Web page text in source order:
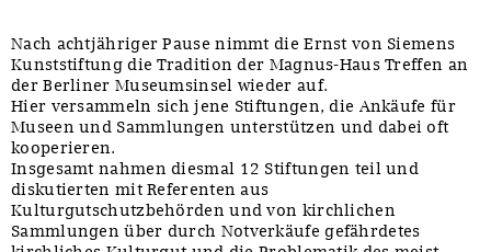
Nach achtjähriger Pause nimmt die Ernst von Siemens
Kunststiftung die Tradition der Magnus-Haus Treffen an
der Berliner Museumsinsel wieder auf.
Hier versammeln sich jene Stiftungen, die Ankäufe für
Museen und Sammlungen unterstützen und dabei oft
kooperieren.
Insgesamt nahmen diesmal 12 Stiftungen teil und
diskutierten mit Referenten aus
Kulturgutschutzbehörden und von kirchlichen
Sammlungen über durch Notverkäufe gefährdetes